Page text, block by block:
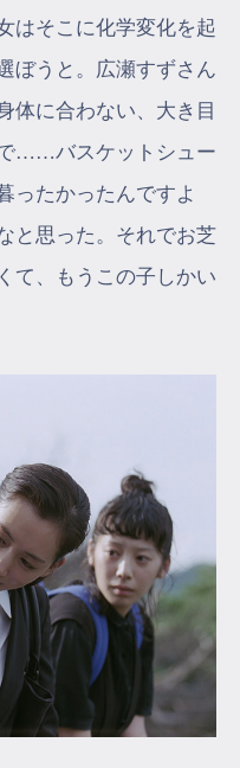
はそこに化学変化を起
ぼうと。広瀬すずさん
体に合わない、大き目
……バスケットシュー
ったかったんですよ
と思った。それでお芝
て、もうこの子しかい